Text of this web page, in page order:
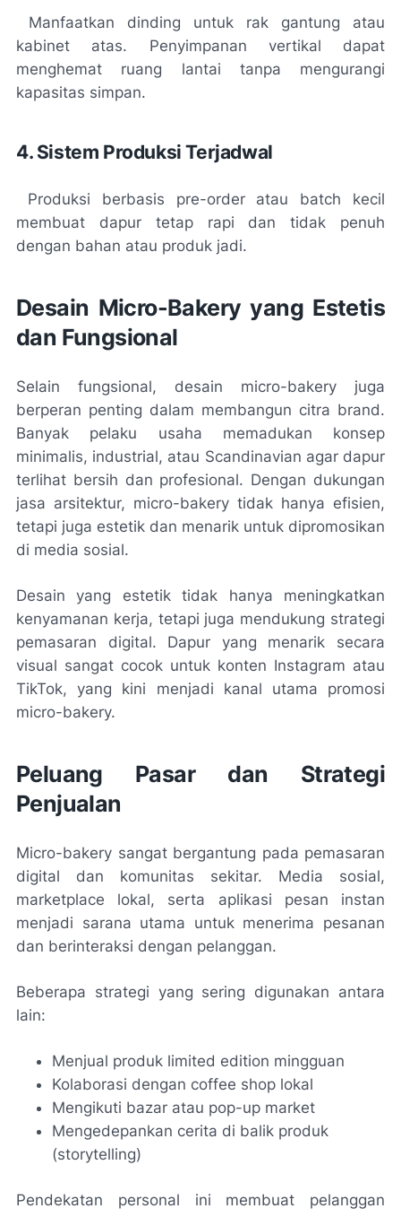
Manfaatkan dinding untuk rak gantung atau
kabinet atas. Penyimpanan vertikal dapat
menghemat ruang lantai tanpa mengurangi
kapasitas simpan.
4. Sistem Produksi Terjadwal
Produksi berbasis pre-order atau batch kecil
membuat dapur tetap rapi dan tidak penuh
dengan bahan atau produk jadi.
Desain Micro-Bakery yang Estetis
dan Fungsional
Selain fungsional, desain micro-bakery juga
berperan penting dalam membangun citra brand.
Banyak pelaku usaha memadukan konsep
minimalis, industrial, atau Scandinavian agar dapur
terlihat bersih dan profesional. Dengan dukungan
jasa arsitektur, micro-bakery tidak hanya efisien,
tetapi juga estetik dan menarik untuk dipromosikan
di media sosial.
Desain yang estetik tidak hanya meningkatkan
kenyamanan kerja, tetapi juga mendukung strategi
pemasaran digital. Dapur yang menarik secara
visual sangat cocok untuk konten Instagram atau
TikTok, yang kini menjadi kanal utama promosi
micro-bakery.
Peluang Pasar dan Strategi
Penjualan
Micro-bakery sangat bergantung pada pemasaran
digital dan komunitas sekitar. Media sosial,
marketplace lokal, serta aplikasi pesan instan
menjadi sarana utama untuk menerima pesanan
dan berinteraksi dengan pelanggan.
Beberapa strategi yang sering digunakan antara
lain:
Menjual produk limited edition mingguan
Kolaborasi dengan coffee shop lokal
Mengikuti bazar atau pop-up market
Mengedepankan cerita di balik produk
(storytelling)
Pendekatan personal ini membuat pelanggan